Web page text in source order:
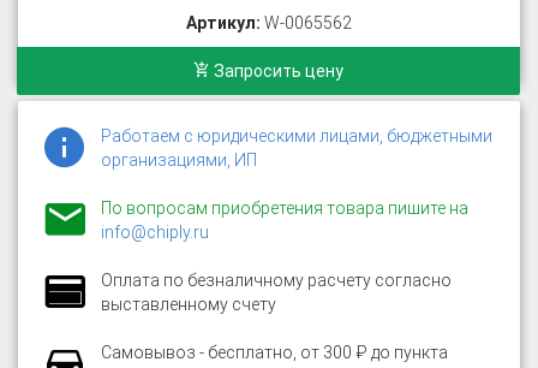
Артикул: W-0065562
Запросить цену
Работаем с юридическими лицами, бюджетными
организациями, ИП
По вопросам приобретения товара пишите на
info@chiply.ru
Оплата по безналичному расчету согласно
выставленному счету
Самовывоз - бесплатно, от 300 ₽ до пункта